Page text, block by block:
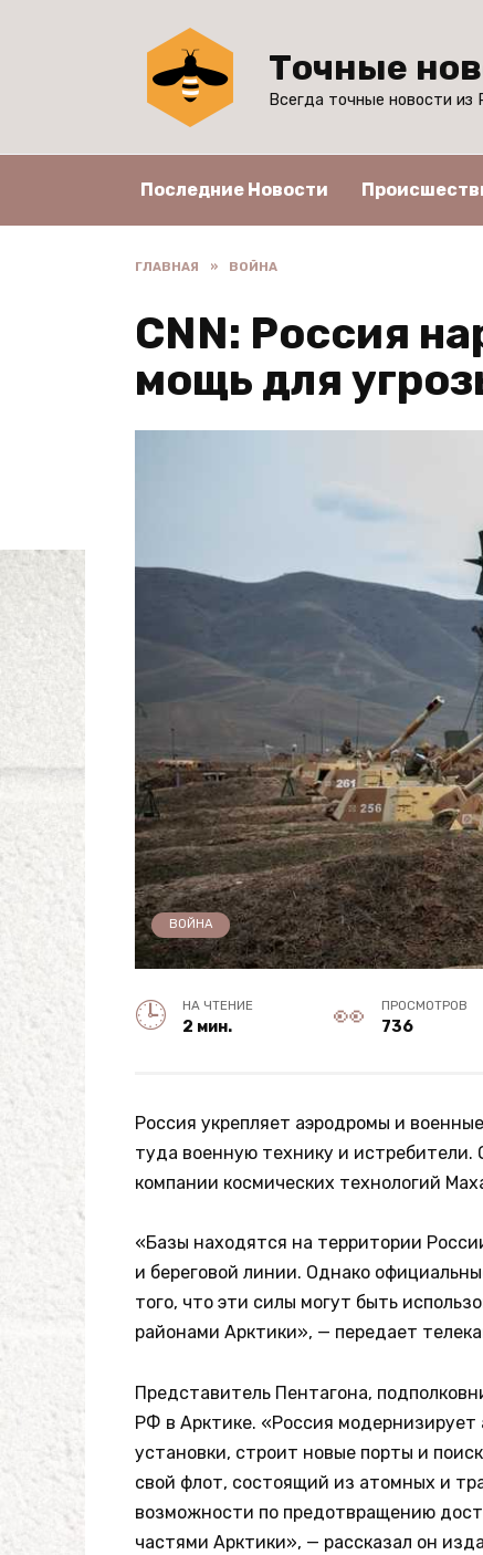
Точные
Всегда точные новости из
Последние Новости
ГЛАВНАЯ » ВОЙНА
CNN: Россия
мощь для
ВОЙНА
НА ЧТЕНИЕ
2 мин.
ПРОСМОТРОВ
736
Россия укрепляет аэродромы и
туда военную технику и
компании космических технологий
«Базы находятся на территории
и береговой линии. Однако
того, что эти силы могут быть
районами Арктики», — передает
Представитель Пентагона,
РФ в Арктике. «Россия
установки, строит новые порты и
свой флот, состоящий из атомных и
возможности по предотвращению
частями Арктики», — рассказал он